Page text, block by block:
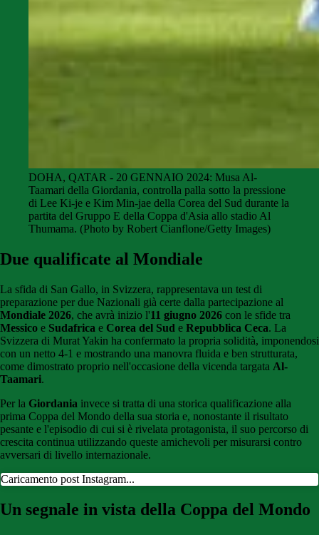
DOHA, QATAR - 20 GENNAIO 2024: Musa Al-
Taamari della Giordania, controlla palla sotto la pressione
di Lee Ki-je e Kim Min-jae della Corea del Sud durante la
partita del Gruppo E della Coppa d'Asia allo stadio Al
Thumama. (Photo by Robert Cianflone/Getty Images)
Due qualificate al Mondiale
La sfida di San Gallo, in Svizzera, rappresentava un test di
preparazione per due Nazionali già certe dalla partecipazione al
Mondiale 2026, che avrà inizio l'11 giugno 2026 con le sfide tra
Messico e Sudafrica e Corea del Sud e Repubblica Ceca. La
Svizzera di Murat Yakin ha confermato la propria solidità, imponendosi
con un netto 4-1 e mostrando una manovra fluida e ben strutturata,
come dimostrato proprio nell'occasione della vicenda targata Al-
Taamari.
Per la Giordania invece si tratta di una storica qualificazione alla
prima Coppa del Mondo della sua storia e, nonostante il risultato
pesante e l'episodio di cui si è rivelata protagonista, il suo percorso di
crescita continua utilizzando queste amichevoli per misurarsi contro
avversari di livello internazionale.
Caricamento post Instagram...
Un segnale in vista della Coppa del Mondo